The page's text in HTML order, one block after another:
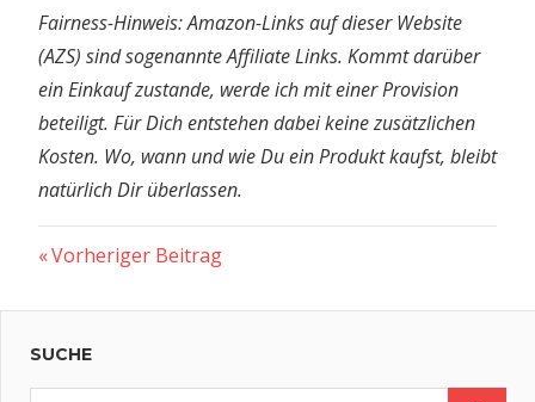
Fairness-Hinweis: Amazon-Links auf dieser Website
(AZS) sind sogenannte Affiliate Links. Kommt darüber
ein Einkauf zustande, werde ich mit einer Provision
beteiligt. Für Dich entstehen dabei keine zusätzlichen
Kosten. Wo, wann und wie Du ein Produkt kaufst, bleibt
natürlich Dir überlassen.
Beitragsnavigation
Vorheriger
Vorheriger Beitrag
SUCHE